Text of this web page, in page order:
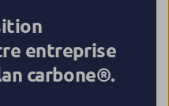
entreprise
carbone®.